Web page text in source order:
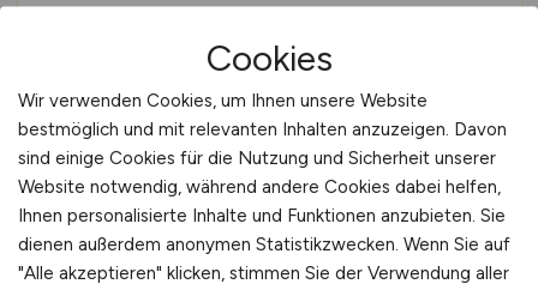
1 2 3 vor
🌱 STELLENMARKT
Cookies
Wir verwenden Cookies, um Ihnen unsere Website
bestmöglich und mit relevanten Inhalten anzuzeigen. Davon
sind einige Cookies für die Nutzung und Sicherheit unserer
Website notwendig, während andere Cookies dabei helfen,
Ihnen personalisierte Inhalte und Funktionen anzubieten. Sie
dienen außerdem anonymen Statistikzwecken. Wenn Sie auf
"Alle akzeptieren" klicken, stimmen Sie der Verwendung aller